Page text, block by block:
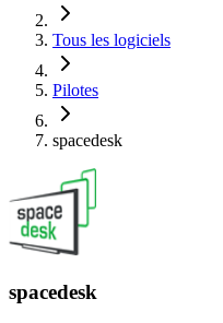
Tous les logiciels
Pilotes
spacedesk
spacedesk